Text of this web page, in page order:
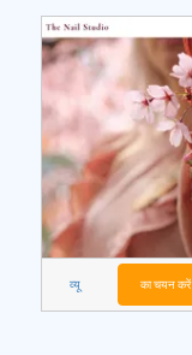
व्यू का चयन करें